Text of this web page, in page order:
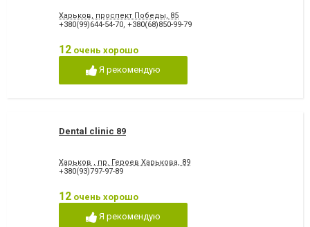
Харьков, проспект Победы, 85
+380(99)644-54-70, +380(68)850-99-79
12 очень хорошо
Я рекомендую
Dental clinic 89
Харьков , пр. Героев Харькова, 89
+380(93)797-97-89
12 очень хорошо
Я рекомендую